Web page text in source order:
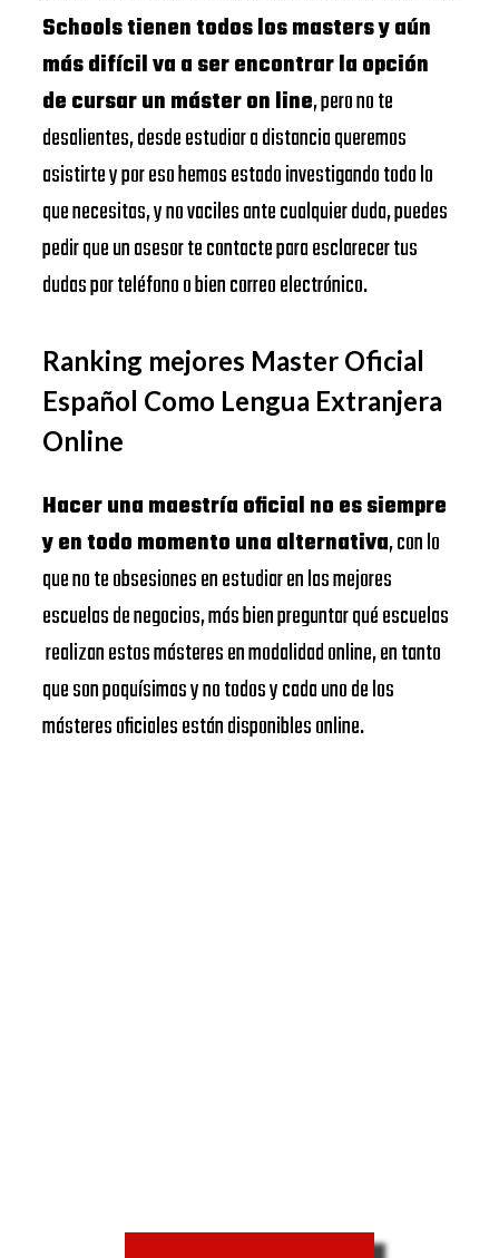
Schools tienen todos los masters y aún
más difícil va a ser encontrar la opción
de cursar un máster on line, pero no te
desalientes, desde estudiar a distancia queremos
asistirte y por eso hemos estado investigando todo lo
que necesitas, y no vaciles ante cualquier duda, puedes
pedir que un asesor te contacte para esclarecer tus
dudas por teléfono o bien correo electrónico.
Ranking mejores Master Oficial
Español Como Lengua Extranjera
Online
Hacer una maestría oficial no es siempre
y en todo momento una alternativa, con lo
que no te obsesiones en estudiar en las mejores
escuelas de negocios, más bien preguntar qué escuelas
realizan estos másteres en modalidad online, en tanto
que son poquísimas y no todos y cada uno de los
másteres oficiales están disponibles online.